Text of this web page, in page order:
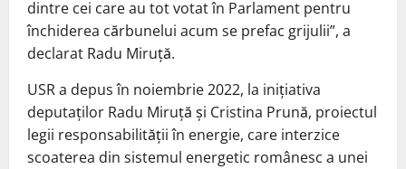
dintre cei care au tot votat în Parlament pentru
închiderea cărbunelui acum se prefac grijulii”, a
declarat Radu Miruţă.
USR a depus în noiembrie 2022, la iniţiativa
deputaţilor Radu Miruţă şi Cristina Prună, proiectul
legii responsabilităţii în energie, care interzice
scoaterea din sistemul energetic românesc a unei